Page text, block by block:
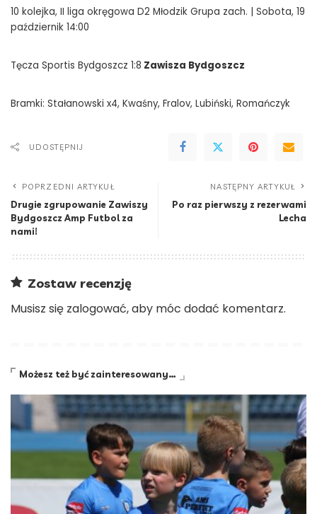
10 kolejka, II liga okręgowa D2 Młodzik Grupa zach. | Sobota, 19
październik 14:00
Tęcza Sportis Bydgoszcz 1:8 Zawisza Bydgoszcz
Bramki: Stałanowski x4, Kwaśny, Fralov, Lubiński, Romańczyk
UDOSTĘPNIJ
POPRZEDNI ARTYKUŁ
Drugie zgrupowanie Zawiszy
Bydgoszcz Amp Futbol za
nami!
NASTĘPNY ARTYKUŁ
Po raz pierwszy z rezerwami
Lecha
Zostaw recenzję
Musisz się zalogować, aby móc dodać komentarz.
Możesz też być zainteresowany…